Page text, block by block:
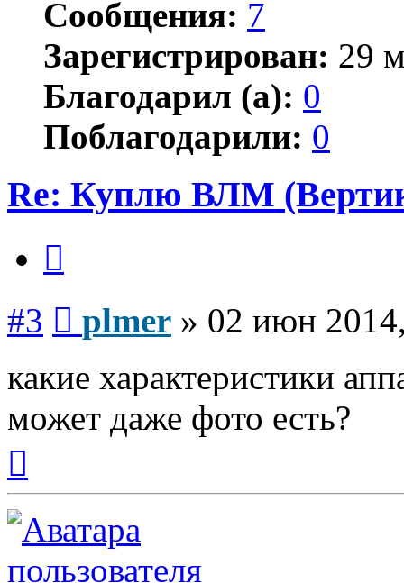
Сообщения: 7
Зарегистрирован: 29
Благодарил (а): 0
Поблагодарили: 0
Re: Куплю ВЛМ
#3 plmer » 02 июн
какие характеристики
может даже фото есть?
началу